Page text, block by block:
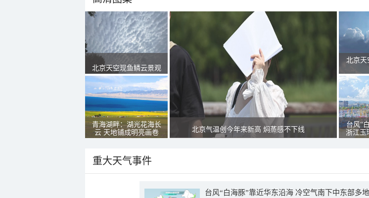
北京天空现鱼鳞云景观
青海湖畔：湖光花海长
云 天地铺成明亮画卷
北京气温创今年来新高 焖蒸感不下线
北京天
台风“
浙江玉
重大天气事件
台风“白海豚”靠近华东沿海 冷空气南下中东部多